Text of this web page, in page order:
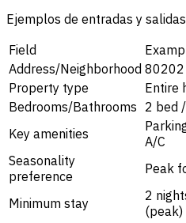
Ejemplos de entradas y salidas
Field
Address/Neighborhood 80202
Property type
Entire
Bedrooms/Bathrooms 2 bed
Key amenities
A/C
Seasonality
preference
Peak
Minimum stay
2
(peak)